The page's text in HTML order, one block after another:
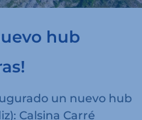
hub
un nuevo hub
Calsina Carré